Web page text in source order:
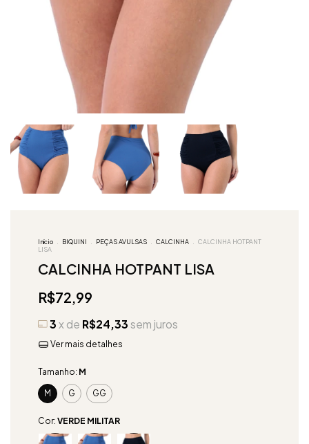
Início . BIQUINI . PEÇAS AVULSAS . CALCINHA . CALCINHA HOTPANT
LISA
CALCINHA HOTPANT LISA
R$72,99
3x de R$24,33sem juros
Ver mais detalhes
Tamanho: M
M G GG
Cor: VERDE MILITAR